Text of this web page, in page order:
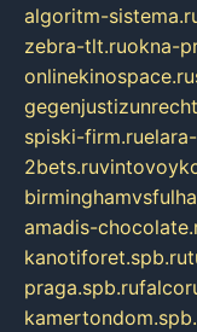
algoritm-
zebra-tlt.ruokna-
onlinekinospace.ru
spiski-firm.ru
2bets.ru
amadis-
kanotiforet.spb.ru
praga.spb.ru